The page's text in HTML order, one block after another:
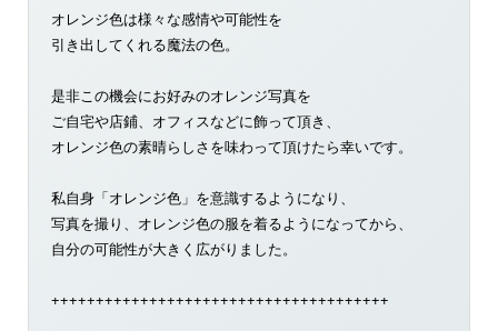
オレンジ色は様々な感情や可能性を
引き出してくれる魔法の色。
是非この機会にお好みのオレンジ写真を
ご自宅や店鋪、オフィスなどに飾って頂き、
オレンジ色の素晴らしさを味わって頂けたら幸いです。
私自身「オレンジ色」を意識するようになり、
写真を撮り、オレンジ色の服を着るようになってから、
自分の可能性が大きく広がりました。
++++++++++++++++++++++++++++++++++++++